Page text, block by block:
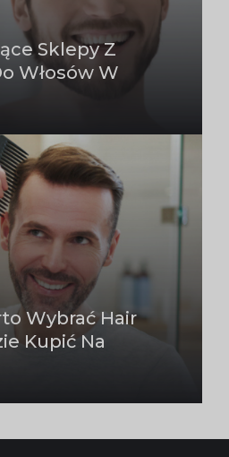
Sklepy Z
Włosów W
Wybrać Hair
Kupić Na